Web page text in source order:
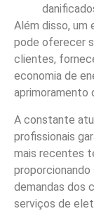
Além disso, um
pode oferecer
clientes,
economia de
aprimoramento
A constante
profissionais
mais recentes
demandas dos
serviços de